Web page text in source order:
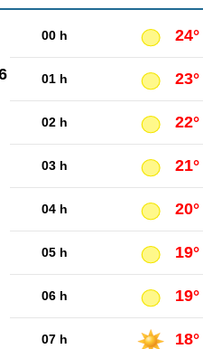
00 h 24°
01 h 23°
02 h 22°
03 h 21°
04 h 20°
05 h 19°
06 h 19°
07 h 18°